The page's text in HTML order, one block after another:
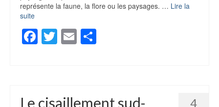
représente la faune, la flore ou les paysages. … Lire la
suite
Facebook
Twitter
Email
4
Le cisaillement sud-